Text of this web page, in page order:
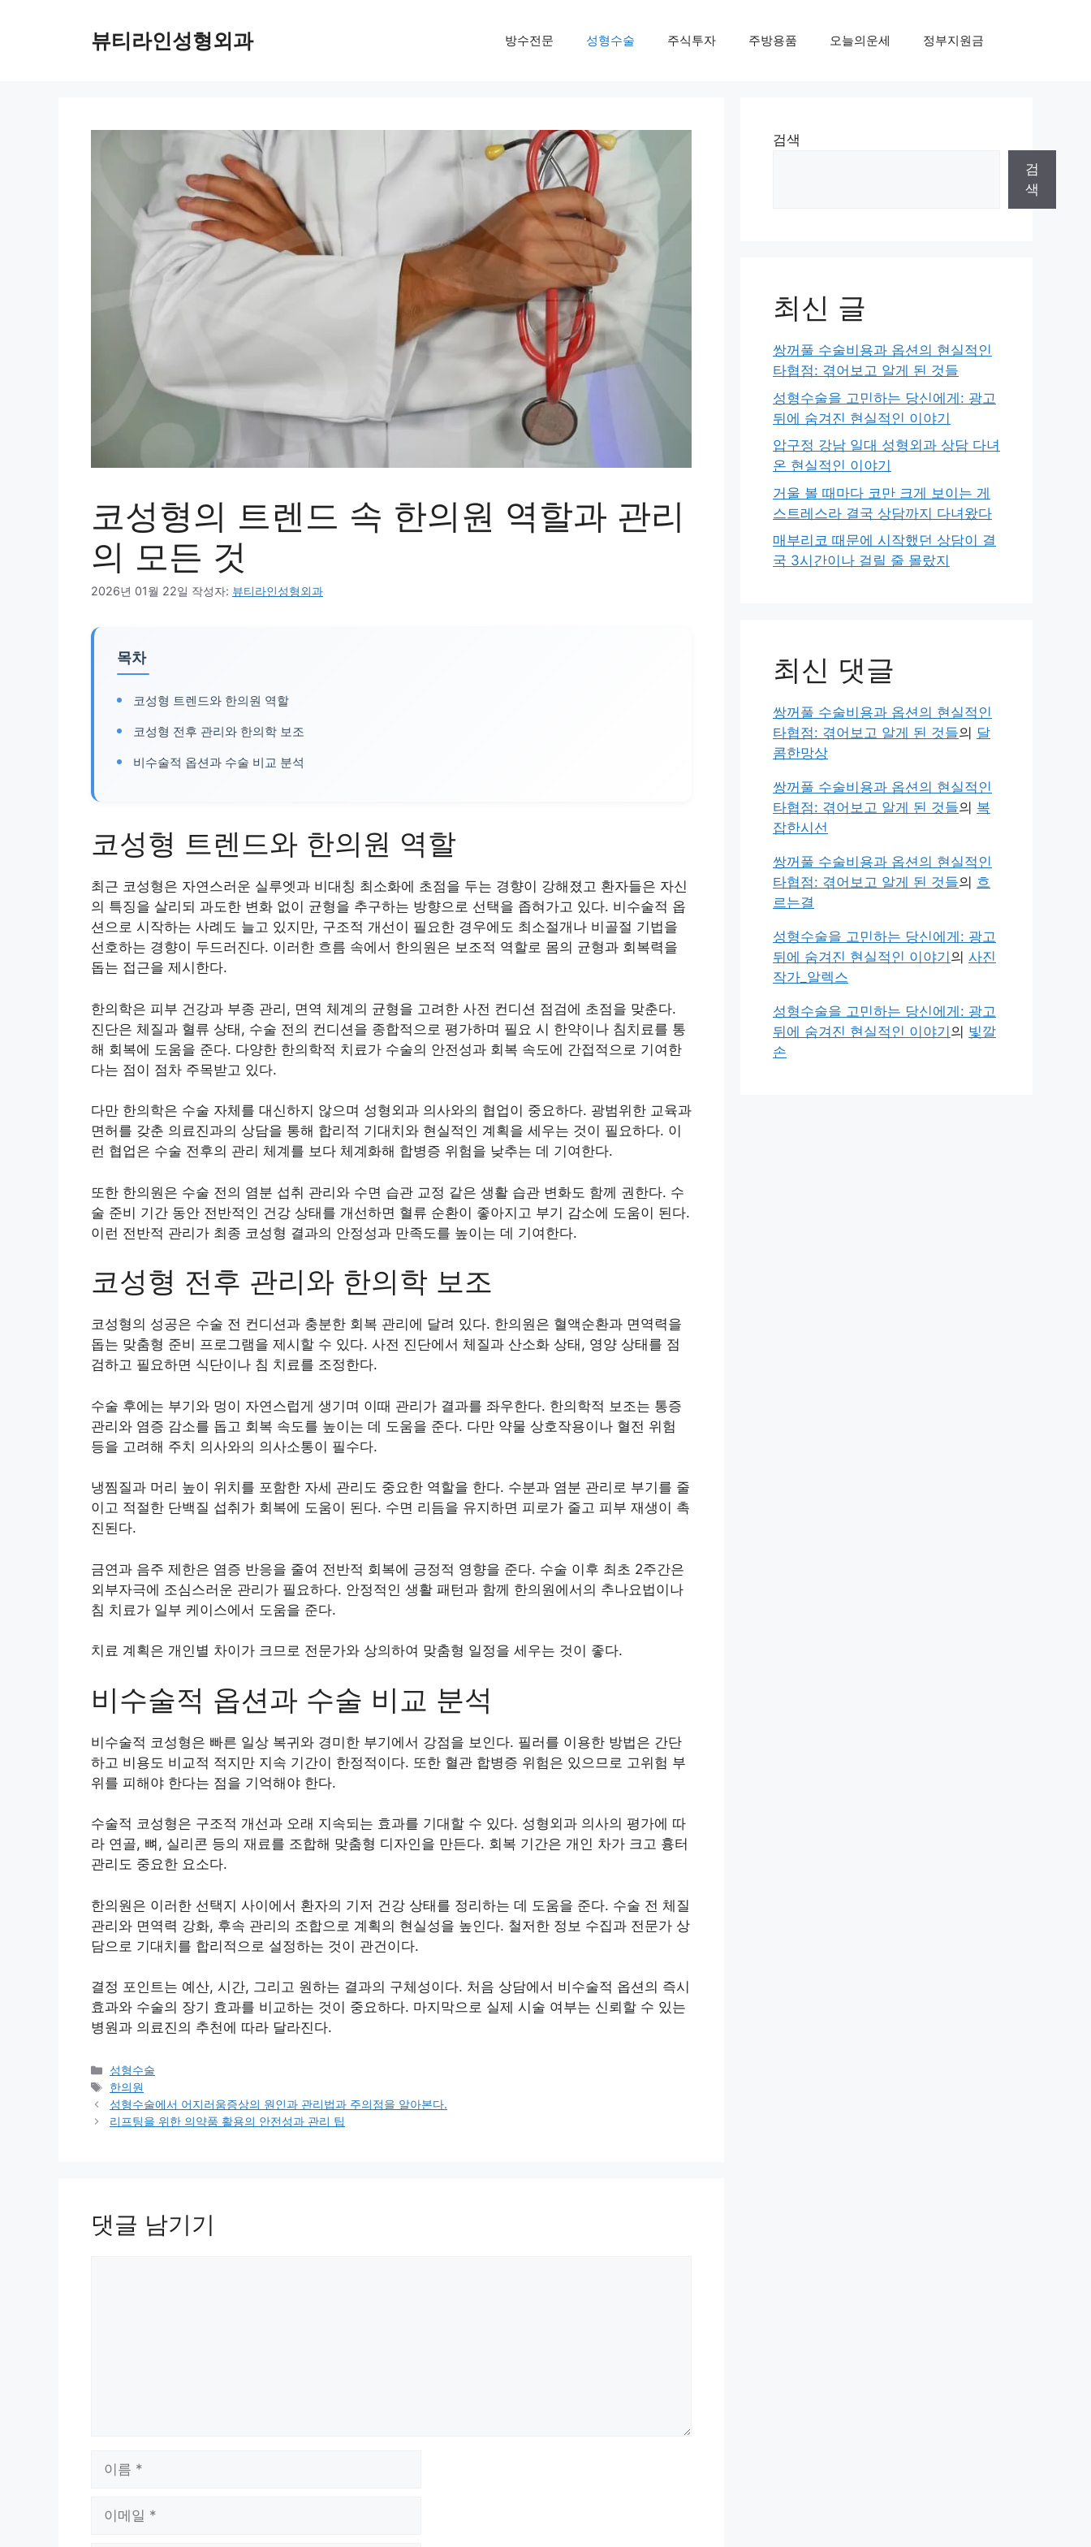
뷰티라인성형외과 방수전문 성형수술 주식투자 주방용품 오늘의운세 정부지원금
코성형의 트렌드 속 한의원 역할과 관리
의 모든 것
2026년 01월 22일 작성자: 뷰티라인성형외과
목차
코성형 트렌드와 한의원 역할
코성형 전후 관리와 한의학 보조
비수술적 옵션과 수술 비교 분석
코성형 트렌드와 한의원 역할
최근 코성형은 자연스러운 실루엣과 비대칭 최소화에 초점을 두는 경향이 강해졌고 환자들은 자신
의 특징을 살리되 과도한 변화 없이 균형을 추구하는 방향으로 선택을 좁혀가고 있다. 비수술적 옵
션으로 시작하는 사례도 늘고 있지만, 구조적 개선이 필요한 경우에도 최소절개나 비골절 기법을
선호하는 경향이 두드러진다. 이러한 흐름 속에서 한의원은 보조적 역할로 몸의 균형과 회복력을
돕는 접근을 제시한다.
한의학은 피부 건강과 부종 관리, 면역 체계의 균형을 고려한 사전 컨디션 점검에 초점을 맞춘다.
진단은 체질과 혈류 상태, 수술 전의 컨디션을 종합적으로 평가하며 필요 시 한약이나 침치료를 통
해 회복에 도움을 준다. 다양한 한의학적 치료가 수술의 안전성과 회복 속도에 간접적으로 기여한
다는 점이 점차 주목받고 있다.
다만 한의학은 수술 자체를 대신하지 않으며 성형외과 의사와의 협업이 중요하다. 광범위한 교육과
면허를 갖춘 의료진과의 상담을 통해 합리적 기대치와 현실적인 계획을 세우는 것이 필요하다. 이
런 협업은 수술 전후의 관리 체계를 보다 체계화해 합병증 위험을 낮추는 데 기여한다.
또한 한의원은 수술 전의 염분 섭취 관리와 수면 습관 교정 같은 생활 습관 변화도 함께 권한다. 수
술 준비 기간 동안 전반적인 건강 상태를 개선하면 혈류 순환이 좋아지고 부기 감소에 도움이 된다.
이런 전반적 관리가 최종 코성형 결과의 안정성과 만족도를 높이는 데 기여한다.
코성형 전후 관리와 한의학 보조
코성형의 성공은 수술 전 컨디션과 충분한 회복 관리에 달려 있다. 한의원은 혈액순환과 면역력을
돕는 맞춤형 준비 프로그램을 제시할 수 있다. 사전 진단에서 체질과 산소화 상태, 영양 상태를 점
검하고 필요하면 식단이나 침 치료를 조정한다.
수술 후에는 부기와 멍이 자연스럽게 생기며 이때 관리가 결과를 좌우한다. 한의학적 보조는 통증
관리와 염증 감소를 돕고 회복 속도를 높이는 데 도움을 준다. 다만 약물 상호작용이나 혈전 위험
등을 고려해 주치 의사와의 의사소통이 필수다.
냉찜질과 머리 높이 위치를 포함한 자세 관리도 중요한 역할을 한다. 수분과 염분 관리로 부기를 줄
이고 적절한 단백질 섭취가 회복에 도움이 된다. 수면 리듬을 유지하면 피로가 줄고 피부 재생이 촉
진된다.
금연과 음주 제한은 염증 반응을 줄여 전반적 회복에 긍정적 영향을 준다. 수술 이후 최초 2주간은
외부자극에 조심스러운 관리가 필요하다. 안정적인 생활 패턴과 함께 한의원에서의 추나요법이나
침 치료가 일부 케이스에서 도움을 준다.
치료 계획은 개인별 차이가 크므로 전문가와 상의하여 맞춤형 일정을 세우는 것이 좋다.
비수술적 옵션과 수술 비교 분석
비수술적 코성형은 빠른 일상 복귀와 경미한 부기에서 강점을 보인다. 필러를 이용한 방법은 간단
하고 비용도 비교적 적지만 지속 기간이 한정적이다. 또한 혈관 합병증 위험은 있으므로 고위험 부
위를 피해야 한다는 점을 기억해야 한다.
수술적 코성형은 구조적 개선과 오래 지속되는 효과를 기대할 수 있다. 성형외과 의사의 평가에 따
라 연골, 뼈, 실리콘 등의 재료를 조합해 맞춤형 디자인을 만든다. 회복 기간은 개인 차가 크고 흉터
관리도 중요한 요소다.
한의원은 이러한 선택지 사이에서 환자의 기저 건강 상태를 정리하는 데 도움을 준다. 수술 전 체질
관리와 면역력 강화, 후속 관리의 조합으로 계획의 현실성을 높인다. 철저한 정보 수집과 전문가 상
담으로 기대치를 합리적으로 설정하는 것이 관건이다.
결정 포인트는 예산, 시간, 그리고 원하는 결과의 구체성이다. 처음 상담에서 비수술적 옵션의 즉시
효과와 수술의 장기 효과를 비교하는 것이 중요하다. 마지막으로 실제 시술 여부는 신뢰할 수 있는
병원과 의료진의 추천에 따라 달라진다.
카
테
고
리
성형수술
태
그
한의원
성형수술에서 어지러움증상의 원인과 관리법과 주의점을 알아본다.
리프팅을 위한 의약품 활용의 안전성과 관리 팁
댓글 남기기
검색
검
색
최신 글
쌍꺼풀 수술비용과 옵션의 현실적인
타협점: 겪어보고 알게 된 것들
성형수술을 고민하는 당신에게: 광고
뒤에 숨겨진 현실적인 이야기
압구정 강남 일대 성형외과 상담 다녀
온 현실적인 이야기
거울 볼 때마다 코만 크게 보이는 게
스트레스라 결국 상담까지 다녀왔다
매부리코 때문에 시작했던 상담이 결
국 3시간이나 걸릴 줄 몰랐지
최신 댓글
쌍꺼풀 수술비용과 옵션의 현실적인
타협점: 겪어보고 알게 된 것들의 달
콤한망상
쌍꺼풀 수술비용과 옵션의 현실적인
타협점: 겪어보고 알게 된 것들의 복
잡한시선
쌍꺼풀 수술비용과 옵션의 현실적인
타협점: 겪어보고 알게 된 것들의 흐
르는결
성형수술을 고민하는 당신에게: 광고
뒤에 숨겨진 현실적인 이야기 의 사진
작가_알렉스
성형수술을 고민하는 당신에게: 광고
뒤에 숨겨진 현실적인 이야기 의 빛깔
손